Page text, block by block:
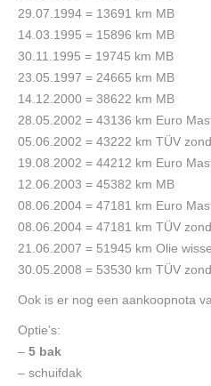
29.07.1994 = 13691 km MB
14.03.1995 = 15896 km MB
30.11.1995 = 19745 km MB
23.05.1997 = 24665 km MB
14.12.2000 = 38622 km MB
28.05.2002 = 43136 km Euro
05.06.2002 = 43222 km TÜV
19.08.2002 = 44212 km Euro
12.06.2003 = 45382 km MB
08.06.2004 = 47181 km Euro
08.06.2004 = 47181 km TÜV
21.06.2007 = 51945 km Olie
30.05.2008 = 53530 km TÜV
Ook is er nog een aankoopnota
Optie’s:
– 5 bak
– schuifdak